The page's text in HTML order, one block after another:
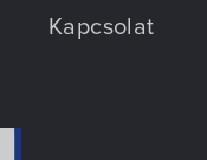
Kapcsolat